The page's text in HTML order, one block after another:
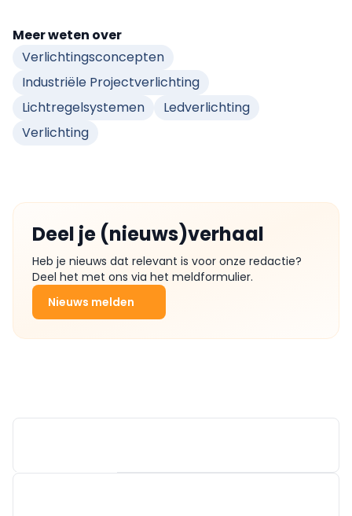
Meer weten over
Verlichtingsconcepten
Industriële Projectverlichting
Lichtregelsystemen
Ledverlichting
Verlichting
Deel je (nieuws)verhaal
Heb je nieuws dat relevant is voor onze redactie?
Deel het met ons via het meldformulier.
Nieuws melden